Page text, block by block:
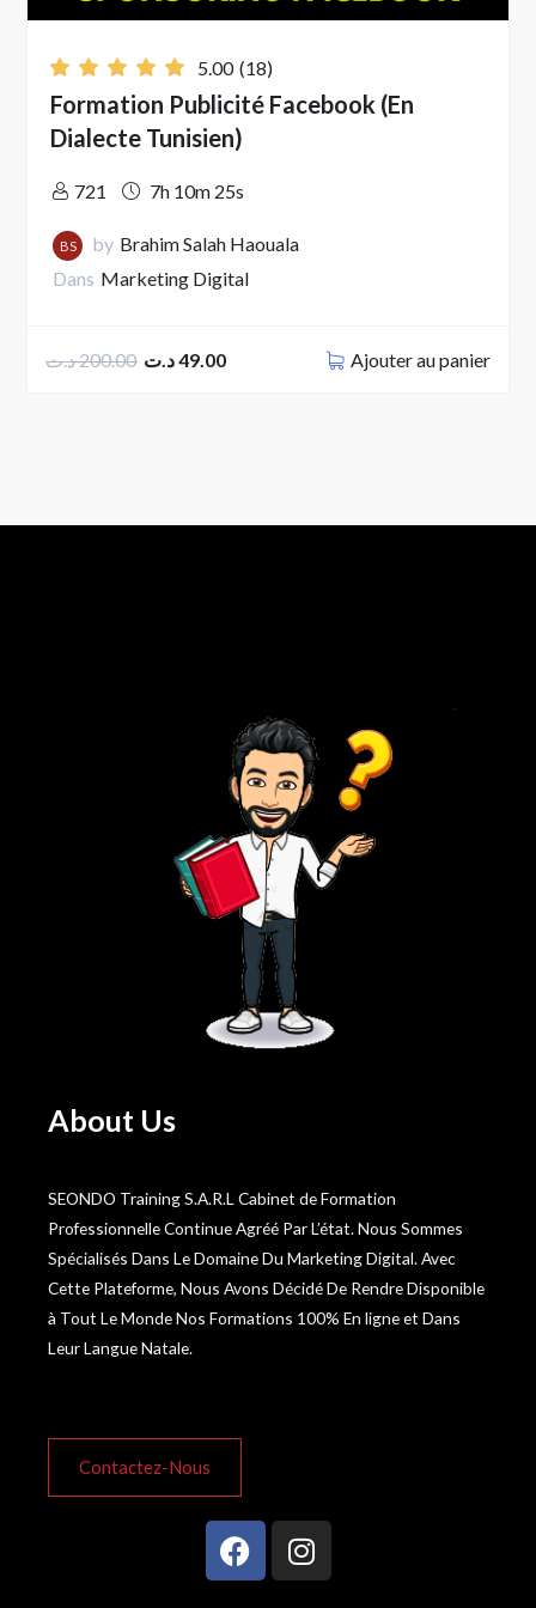
5.00 (18)
Formation Publicité Facebook (En
Dialecte Tunisien)
721 7h 10m 25s
BS by Brahim Salah Haouala
Dans Marketing Digital
200.00د.ت 49.00د.ت Ajouter au panier
About Us
SEONDO Training S.A.R.L Cabinet de Formation
Professionnelle Continue Agréé Par L’état. Nous Sommes
Spécialisés Dans Le Domaine Du Marketing Digital. Avec
Cette Plateforme, Nous Avons Décidé De Rendre Disponible
à Tout Le Monde Nos Formations 100% En ligne et Dans
Leur Langue Natale.
Contactez-Nous
F
a
I
n